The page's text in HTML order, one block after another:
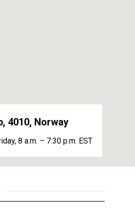
4010, Norway
8 a.m. – 7:30 p.m. EST